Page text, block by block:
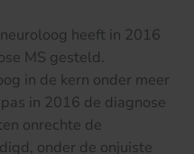
heeft in 2016
MS gesteld.
in de kern onder meer
in 2016 de diagnose
onrechte de
onder de onjuiste